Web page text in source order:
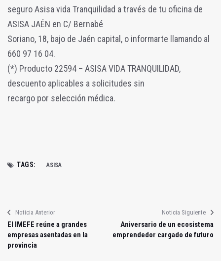
seguro Asisa vida Tranquilidad a través de tu oficina de
ASISA JAÉN en C/ Bernabé
Soriano, 18, bajo de Jaén capital, o informarte llamando al
660 97 16 04.
(*) Producto 22594 – ASISA VIDA TRANQUILIDAD,
descuento aplicables a solicitudes sin
recargo por selección médica.
TAGS: ASISA
Noticia Anterior
El IMEFE reúne a grandes
empresas asentadas en la
provincia
Noticia Siguiente
Aniversario de un ecosistema
emprendedor cargado de futuro